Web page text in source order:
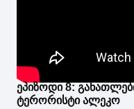
ეპიზოდი 8:
ტერორისტი ალეკო